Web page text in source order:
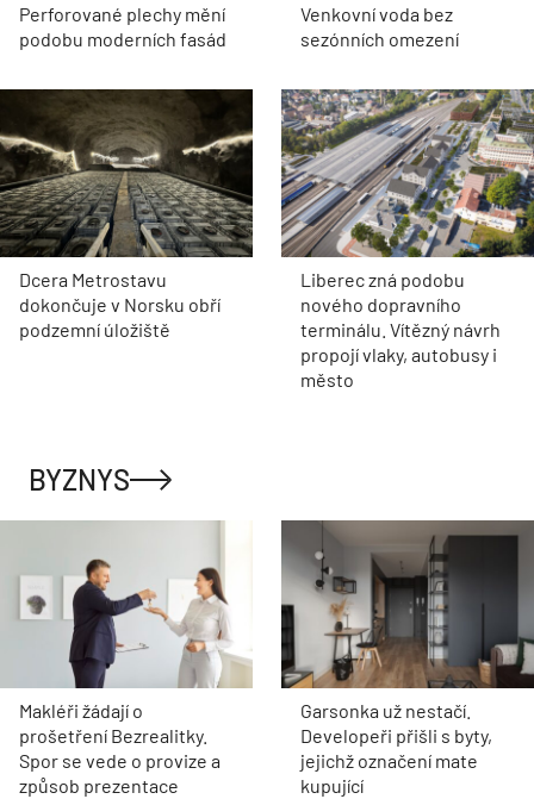
Perforované plechy mění
podobu moderních fasád
Venkovní voda bez
sezónních omezení
Dcera Metrostavu
dokončuje v Norsku obří
podzemní úložiště
Liberec zná podobu
nového dopravního
terminálu. Vítězný návrh
propojí vlaky, autobusy i
město
BYZNYS
Makléři žádají o
prošetření Bezrealitky.
Spor se vede o provize a
způsob prezentace
Garsonka už nestačí.
Developeři přišli s byty,
jejichž označení mate
kupující